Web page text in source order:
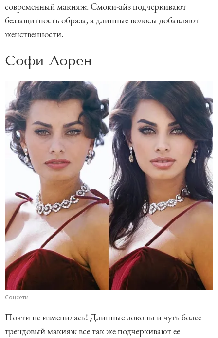
современный макияж. Смоки-айз подчеркивают
беззащитность образа, а длинные волосы добавляют
женственности.
Софи Лорен
Соцсети
Почти не изменилась! Длинные локоны и чуть более
трендовый макияж все так же подчеркивают ее